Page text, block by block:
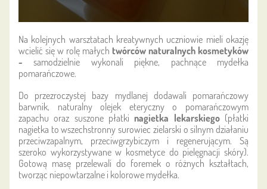
Na kolejnych warsztatach kreatywnych uczniowie mieli okazję
wcielić się w rolę małych twórców naturalnych kosmetyków
-samodzielnie wykonali piękne, pachnące mydełka
pomarańczowe.
Do przezroczystej bazy mydlanej dodawali pomarańczowy
barwnik, naturalny olejek eteryczny o pomarańczowym
zapachu oraz suszone płatkinagietka lekarskiego (płatki
nagietka to wszechstronny surowiec zielarski o silnym działaniu
przeciwzapalnym, przeciwgrzybiczym i regenerującym. Są
szeroko wykorzystywane w kosmetyce do pielęgnacji skóry).
Gotową masę przelewali do foremek o różnych kształtach,
tworząc niepowtarzalne i kolorowe mydełka.